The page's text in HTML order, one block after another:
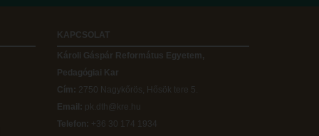
KAPCSOLAT
Károli Gáspár Református Egyetem,
Pedagógiai Kar
Cím: 2750 Nagykőrös, Hősök tere 5.
Email: pk.dth@kre.hu
Telefon: +36 30 174 1934